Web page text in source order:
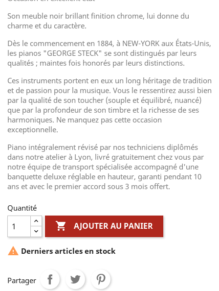
Son meuble noir brillant finition chrome, lui donne du
charme et du caractère.
Dès le commencement en 1884, à NEW-YORK aux États-Unis,
les pianos "GEORGE STECK" se sont distingués par leurs
qualités ; maintes fois honorés par leurs distinctions.
Ces instruments portent en eux un long héritage de tradition
et de passion pour la musique. Vous le ressentirez aussi bien
par la qualité de son toucher (souple et équilibré, nuancé)
que par la profondeur de son timbre et la richesse de ses
harmoniques. Ne manquez pas cette occasion
exceptionnelle.
Piano intégralement révisé par nos techniciens diplômés
dans notre atelier à Lyon, livré gratuitement chez vous par
notre équipe de transport spécialisée accompagné d'une
banquette deluxe réglable en hauteur, garanti pendant 10
ans et avec le premier accord sous 3 mois offert.
Quantité
 AJOUTER AU PANIER
 Derniers articles en stock
Partager